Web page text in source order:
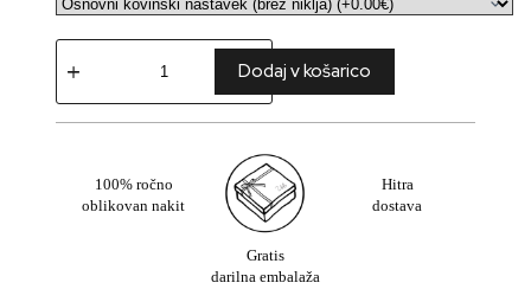
Dodaj v košarico
100% ročno
oblikovan nakit
Gratis
darilna embalaža
Hitra
dostava